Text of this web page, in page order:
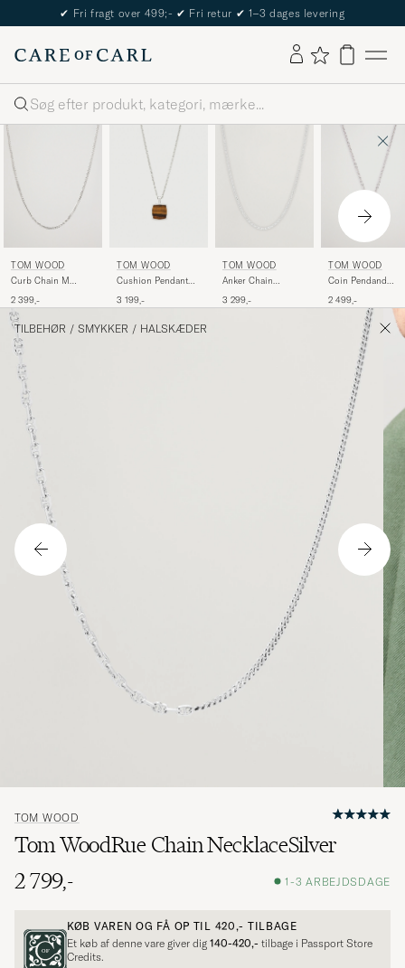
✔ Fri fragt over 499;- ✔ Fri retur ✔ 1–3 dages levering
Søg
TOM WOOD
Curb Chain M
2 399,-
TOM WOOD
Cushion Pendant
3 199,-
TOM WOOD
Anker Chain
3 299,-
TOM WOOD
Coin Pendand
2 499,-
TILBEHØR / SMYKKER / HALSKÆDER
TOM WOOD
Tom WoodRue Chain NecklaceSilver
2 799,-
1-3 ARBEJDSDAGE
KØB VAREN OG FÅ OP TIL 420,- TILBAGE
Et køb af denne vare giver dig 140-420,- tilbage i Passport Store
Credits.